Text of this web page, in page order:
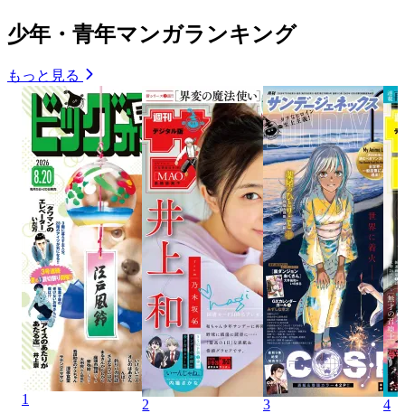
少年・青年マンガランキング
もっと見る
1 2 3 4